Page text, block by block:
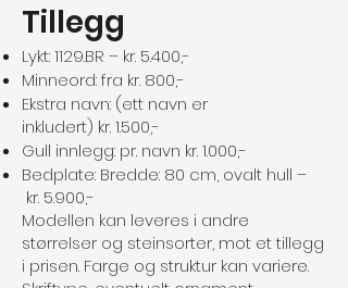
Tillegg
Lykt: 1129.BR – kr. 5.400,-
Minneord: fra kr. 800,-
Ekstra navn: (ett navn er
inkludert) kr. 1.500,-
Gull innlegg: pr. navn kr. 1.000,-
Bedplate: Bredde: 80 cm, ovalt hull –
kr. 5.900,-
Modellen kan leveres i andre
størrelser og steinsorter, mot et tillegg
i prisen. Farge og struktur kan variere.
Skriftype, eventuelt ornament,